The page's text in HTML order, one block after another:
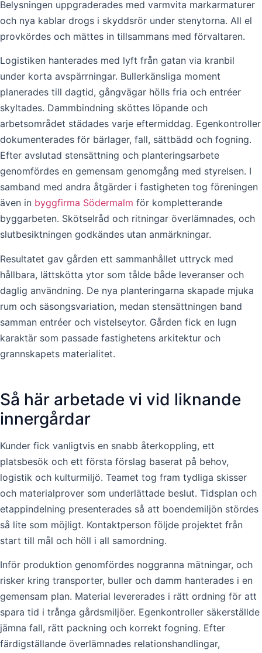
Belysningen uppgraderades med varmvita markarmaturer
och nya kablar drogs i skyddsrör under stenytorna. All el
provkördes och mättes in tillsammans med förvaltaren.
Logistiken hanterades med lyft från gatan via kranbil
under korta avspärrningar. Bullerkänsliga moment
planerades till dagtid, gångvägar hölls fria och entréer
skyltades. Dammbindning sköttes löpande och
arbetsområdet städades varje eftermiddag. Egenkontroller
dokumenterades för bärlager, fall, sättbädd och fogning.
Efter avslutad stensättning och planteringsarbete
genomfördes en gemensam genomgång med styrelsen. I
samband med andra åtgärder i fastigheten tog föreningen
även in byggfirma Södermalm för kompletterande
byggarbeten. Skötselråd och ritningar överlämnades, och
slutbesiktningen godkändes utan anmärkningar.
Resultatet gav gården ett sammanhållet uttryck med
hållbara, lättskötta ytor som tålde både leveranser och
daglig användning. De nya planteringarna skapade mjuka
rum och säsongsvariation, medan stensättningen band
samman entréer och vistelseytor. Gården fick en lugn
karaktär som passade fastighetens arkitektur och
grannskapets materialitet.
Så här arbetade vi vid liknande
innergårdar
Kunder fick vanligtvis en snabb återkoppling, ett
platsbesök och ett första förslag baserat på behov,
logistik och kulturmiljö. Teamet tog fram tydliga skisser
och materialprover som underlättade beslut. Tidsplan och
etappindelning presenterades så att boendemiljön stördes
så lite som möjligt. Kontaktperson följde projektet från
start till mål och höll i all samordning.
Inför produktion genomfördes noggranna mätningar, och
risker kring transporter, buller och damm hanterades i en
gemensam plan. Material levererades i rätt ordning för att
spara tid i trånga gårdsmiljöer. Egenkontroller säkerställde
jämna fall, rätt packning och korrekt fogning. Efter
färdigställande överlämnades relationshandlingar,